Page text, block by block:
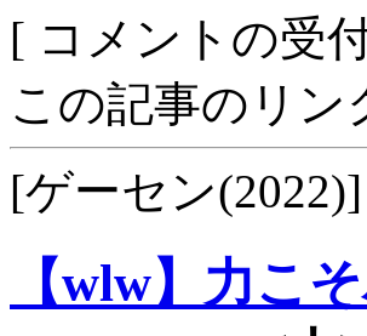
[ コメントの受
この記事のリン
[ゲーセン(2022)]
【wlw】力こ